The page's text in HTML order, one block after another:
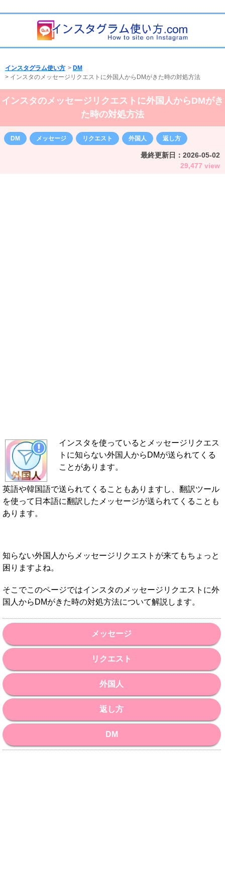
インスタグラム使い方 > DM
> インスタのメッセージリクエストに外国人からDMがきた時の対処方法
インスタのメッセージリクエストに外国人からDMがき
た時の対処方法
DM メッセージ リクエスト 外国人 返し方
最終更新日： 2026-05-02
29,477 view
インスタを使っているとメッセージリクエス
トに知らない外国人からDMが送られてくる
ことがあります。
英語や韓国語で送られてくることもありますし、翻訳ツール
を使って日本語に翻訳したメッセージが送られてくることも
あります。
知らない外国人からメッセージリクエストが来てもちょっと
困りますよね。
そこでこのページではインスタのメッセージリクエストに外
国人からDMがきた時の対処方法について解説します。
メッセージ
リクエスト
外国人
返し方
DM